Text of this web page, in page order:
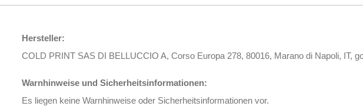
Hersteller:
COLD PRINT SAS DI BELLUCCIO A, Corso Europa 278, 80016, Marano di Napoli, IT,
Warnhinweise und Sicherheitsinformationen:
Es liegen keine Warnhinweise oder Sicherheitsinformationen vor.